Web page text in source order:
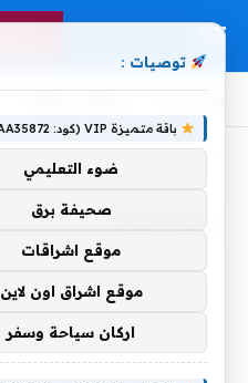
منقولاتها
توصيات :
باقة متميزة VIP (كود: AA35872):
ضوء التعليمي
صحيفة برق
موقع اشراقات
موقع اشراق اون لاين
اركان سياحة وسفر